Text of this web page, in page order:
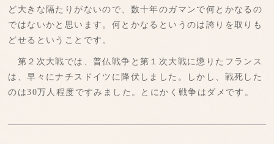
ど大きな隔たりがないので、数十年のガマンで何とかなるの
ではないかと思います。何とかなるというのは誇りを取りも
どせるということです。
第２次大戦では、普仏戦争と第１次大戦に懲りたフランス
は、早々にナチスドイツに降伏しました。しかし、戦死した
のは30万人程度ですみました。とにかく戦争はダメです。